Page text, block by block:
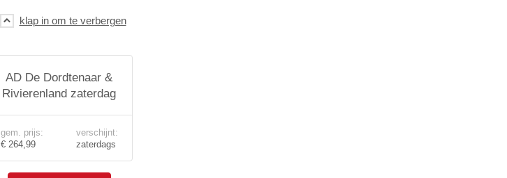
AD De Dordtenaar &
Rivierenland zaterdag
gem. prijs:
€ 264,99
verschijnt:
zaterdags